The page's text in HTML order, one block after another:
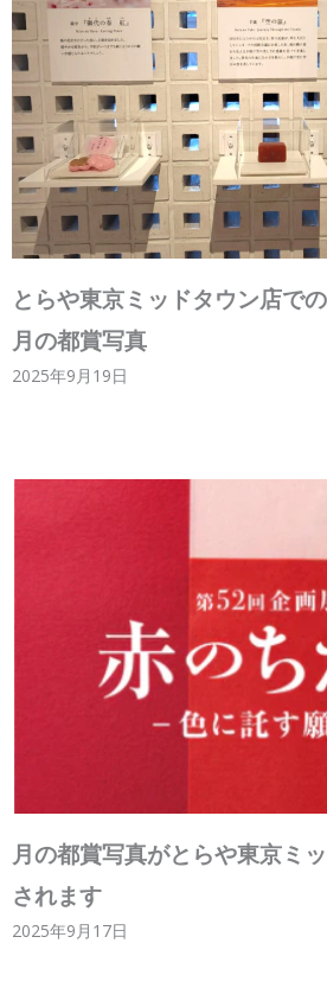
とらや東京ミッドタウン店で
月の都賞写真
2025年9月19日
月の都賞写真がとらや東京ミ
されます
2025年9月17日